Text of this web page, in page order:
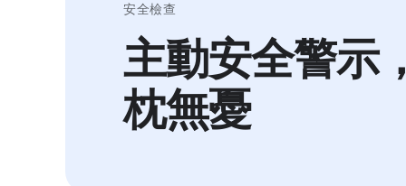
安全檢查
主動安全警示
枕無憂